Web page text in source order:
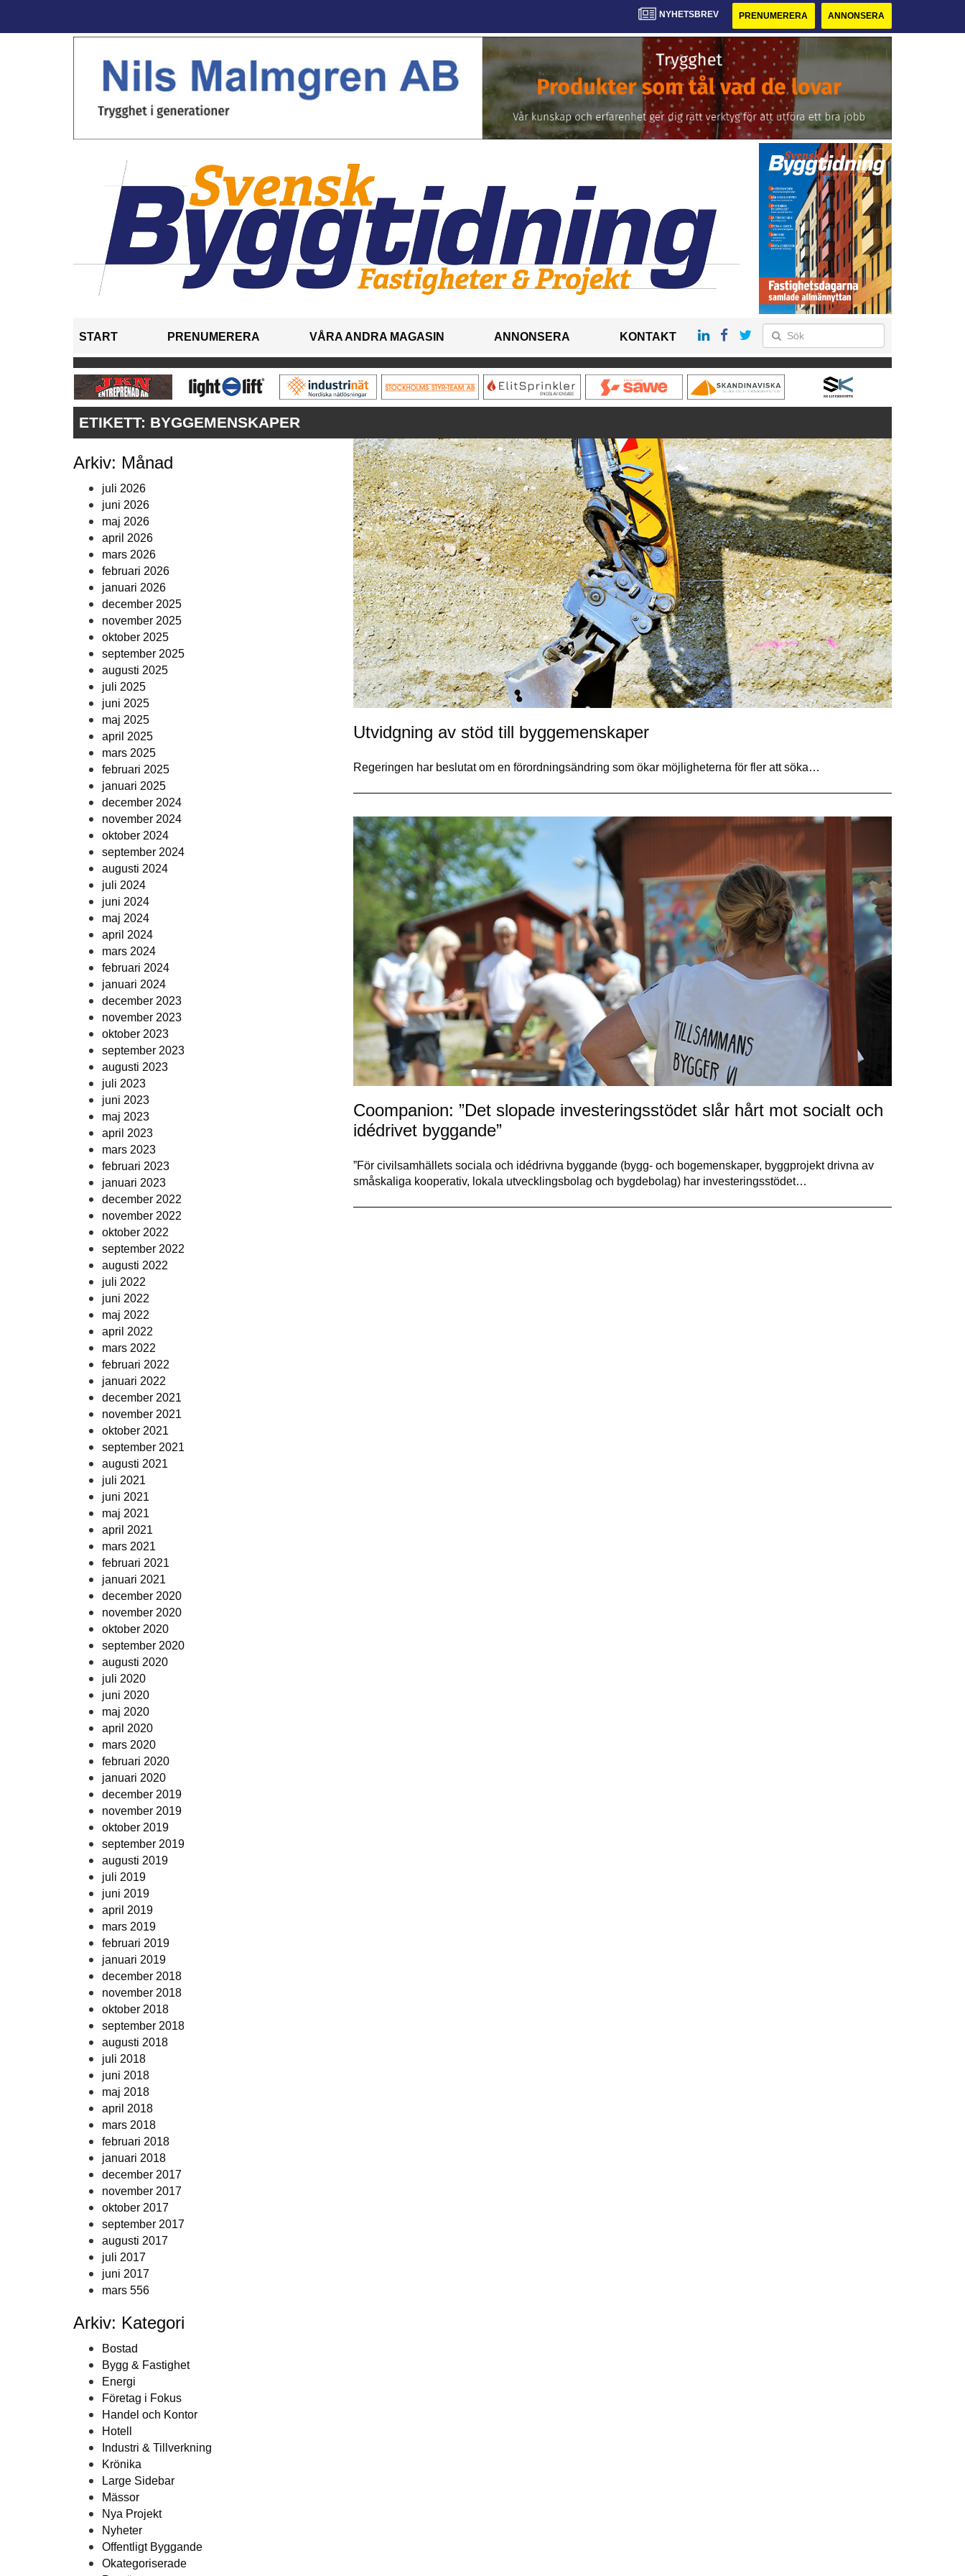
NYHETSBREV PRENUMERERA ANNONSERA
START PRENUMERERA VÅRA ANDRA MAGASIN ANNONSERA KONTAKT
ETIKETT: BYGGEMENSKAPER
Arkiv: Månad
juli 2026
juni 2026
maj 2026
april 2026
mars 2026
februari 2026
januari 2026
december 2025
november 2025
oktober 2025
september 2025
augusti 2025
juli 2025
juni 2025
maj 2025
april 2025
mars 2025
februari 2025
januari 2025
december 2024
november 2024
oktober 2024
september 2024
augusti 2024
juli 2024
juni 2024
maj 2024
april 2024
mars 2024
februari 2024
januari 2024
december 2023
november 2023
oktober 2023
september 2023
augusti 2023
juli 2023
juni 2023
maj 2023
april 2023
mars 2023
februari 2023
januari 2023
december 2022
november 2022
oktober 2022
september 2022
augusti 2022
juli 2022
juni 2022
maj 2022
april 2022
mars 2022
februari 2022
januari 2022
december 2021
november 2021
oktober 2021
september 2021
augusti 2021
juli 2021
juni 2021
maj 2021
april 2021
mars 2021
februari 2021
januari 2021
december 2020
november 2020
oktober 2020
september 2020
augusti 2020
juli 2020
juni 2020
maj 2020
april 2020
mars 2020
februari 2020
januari 2020
december 2019
november 2019
oktober 2019
september 2019
augusti 2019
juli 2019
juni 2019
april 2019
mars 2019
februari 2019
januari 2019
december 2018
november 2018
oktober 2018
september 2018
augusti 2018
juli 2018
juni 2018
maj 2018
april 2018
mars 2018
februari 2018
januari 2018
december 2017
november 2017
oktober 2017
september 2017
augusti 2017
juli 2017
juni 2017
mars 556
Arkiv: Kategori
Bostad
Bygg & Fastighet
Energi
Företag i Fokus
Handel och Kontor
Hotell
Industri & Tillverkning
Krönika
Large Sidebar
Mässor
Nya Projekt
Nyheter
Offentligt Byggande
Okategoriserade
Utvidgning av stöd till byggemenskaper
Regeringen har beslutat om en förordningsändring som ökar möjligheterna för fler att söka…
Coompanion: ”Det slopade investeringsstödet slår hårt mot socialt och
idédrivet byggande”
”För civilsamhällets sociala och idédrivna byggande (bygg- och bogemenskaper, byggprojekt drivna av
småskaliga kooperativ, lokala utvecklingsbolag och bygdebolag) har investeringsstödet…